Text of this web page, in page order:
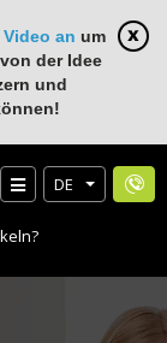
an um
der Idee
und
DE